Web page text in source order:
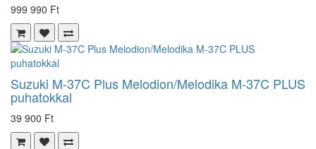
999 990 Ft
Suzuki M-37C Plus Melodion/Melodika M-37C PLUS
puhatokkal
39 900 Ft